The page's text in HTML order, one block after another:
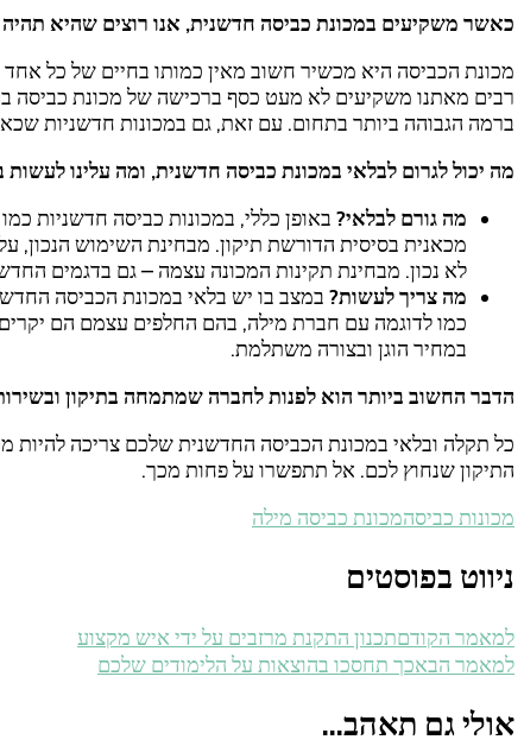
כאשר משקיעים במכונת כביסה חדשנית, אנו רוצים שהיא תהיה
מכונת הכביסה היא מכשיר חשוב מאין כמותו בחיים של כל
רבים מאתנו משקיעים לא מעט כסף ברכישה של מכונת כביסה
ברמה הגבוהה ביותר בתחום. עם זאת, גם במכונות חדשניות
מה יכול לגרום לבלאי במכונת כביסה חדשנית, ומה עלינו
מה גורם לבלאי? באופן כללי, במכונות כביסה חדשניות כמו
מכאנית בסיסית הדורשת תיקון. מבחינת השימוש
לא נכון. מבחינת תקינות המכונה עצמה – גם בדגמים
מה צריך לעשות? במצב בו יש בלאי במכונת הכביסה
כמו לדוגמה עם חברת מילה, בהם החלפים עצמם הם יקרים
במחיר הוגן ובצורה משתלמת.
הדבר החשוב ביותר הוא לפנות לחברה שמתמחה בתיקון
כל תקלה ובלאי במכונת הכביסה החדשנית שלכם צריכה להיות
התיקון שנחוץ לכם. אל תתפשרו על פחות מכך.
מכונות כביסהמכונת כביסה מילה
ניווט בפוסטים
למאמר הקודםתכנון התקנת מרזבים על ידי איש מקצוע
למאמר הבאכך תחסכו בהוצאות על הלימודים שלכם
אולי גם תאהב...